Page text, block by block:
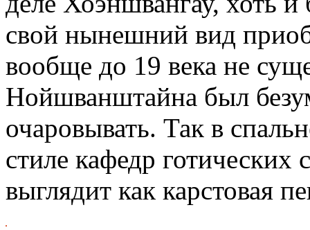
свой нынешний вид
вообще до 19 века не
Нойшванштайна был
очаровывать. Так в
стиле кафедр
выглядит как карстовая